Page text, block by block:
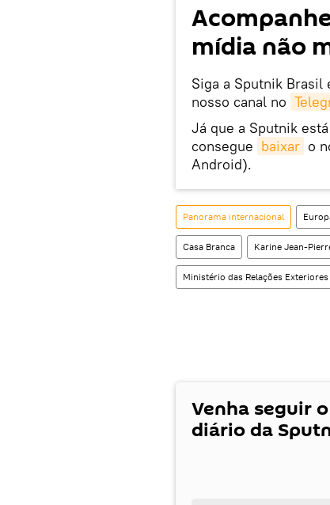
mídia não
Siga a Sputnik Brasil
nosso canal no
Já que a Sputnik
consegue baixar o
Android).
Panorama internacional
Casa Branca Karine Jean-
Ministério das Relações Exteriores
Venha seguir
diário da